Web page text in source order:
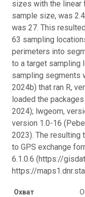
sizes with the linear
sample size, was
was 27. This
63 sampling
perimeters into
to a target sampling
sampling segments
2024b) that ran R,
loaded the
2024); lwgeom,
version 1.0-16
2023). The resulting
to GPS exchange
6.1.0.6 (https://
https://
Охват